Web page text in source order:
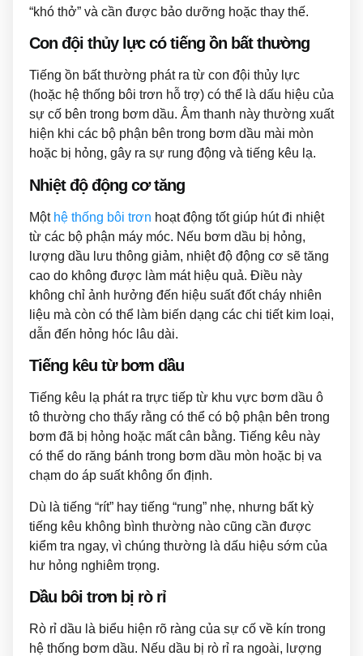
“khó thở” và cần được bảo dưỡng hoặc thay thế.
Con đội thủy lực có tiếng ồn bất thường
Tiếng ồn bất thường phát ra từ con đội thủy lực
(hoặc hệ thống bôi trơn hỗ trợ) có thể là dấu hiệu của
sự cố bên trong bơm dầu. Âm thanh này thường xuất
hiện khi các bộ phận bên trong bơm dầu mài mòn
hoặc bị hỏng, gây ra sự rung động và tiếng kêu lạ.
Nhiệt độ động cơ tăng
Một hệ thống bôi trơn hoạt động tốt giúp hút đi nhiệt
từ các bộ phận máy móc. Nếu bơm dầu bị hỏng,
lượng dầu lưu thông giảm, nhiệt độ động cơ sẽ tăng
cao do không được làm mát hiệu quả. Điều này
không chỉ ảnh hưởng đến hiệu suất đốt cháy nhiên
liệu mà còn có thể làm biến dạng các chi tiết kim loại,
dẫn đến hỏng hóc lâu dài.
Tiếng kêu từ bơm dầu
Tiếng kêu lạ phát ra trực tiếp từ khu vực bơm dầu ô
tô thường cho thấy rằng có thể có bộ phận bên trong
bơm đã bị hỏng hoặc mất cân bằng. Tiếng kêu này
có thể do răng bánh trong bơm dầu mòn hoặc bị va
chạm do áp suất không ổn định.
Dù là tiếng “rít” hay tiếng “rung” nhẹ, nhưng bất kỳ
tiếng kêu không bình thường nào cũng cần được
kiểm tra ngay, vì chúng thường là dấu hiệu sớm của
hư hỏng nghiêm trọng.
Dầu bôi trơn bị rò rỉ
Rò rỉ dầu là biểu hiện rõ ràng của sự cố về kín trong
hệ thống bơm dầu. Nếu dầu bị rò rỉ ra ngoài, lượng